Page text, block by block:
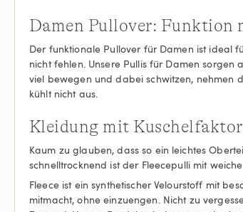
Damen Pullover: Funktion
Der funktionale Pullover für Damen ist ideal
nicht fehlen. Unsere Pullis für Damen sorgen
viel bewegen und dabei schwitzen, nehmen
kühlt nicht aus.
Kleidung mit
Kaum zu glauben, dass so ein leichtes
schnelltrocknend ist der Fleecepulli mit
Fleece ist ein synthetischer Velourstoff mit
mitmacht, ohne einzuengen. Nicht zu